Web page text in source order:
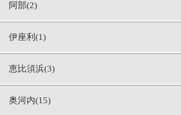
阿部(2)
伊座利(1)
恵比須浜(3)
奥河内(15)